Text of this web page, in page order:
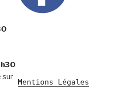
sur
Mentions Légales